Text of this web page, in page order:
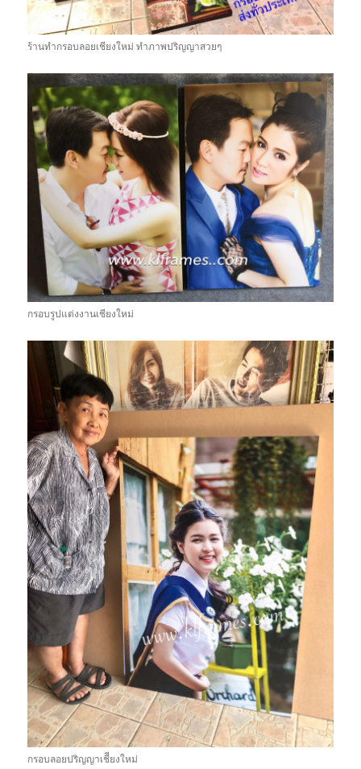
ร้านทำกรอบลอยเชียงใหม่ ทำภาพปริญญาสวยๆ
กรอบรูปแต่งงานเชียงใหม่
กรอบลอยปริญญาเชีียงใหม่